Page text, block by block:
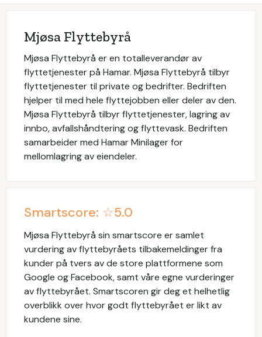
Mjøsa Flyttebyrå
Mjøsa Flyttebyrå er en totalleverandør av
flyttetjenester på Hamar. Mjøsa Flyttebyrå tilbyr
flyttetjenester til private og bedrifter. Bedriften
hjelper til med hele flyttejobben eller deler av den.
Mjøsa Flyttebyrå tilbyr flyttetjenester, lagring av
innbo, avfallshåndtering og flyttevask. Bedriften
samarbeider med Hamar Minilager for
mellomlagring av eiendeler.
Smartscore: ☆5.0
Mjøsa Flyttebyrå sin smartscore er samlet
vurdering av flyttebyråets tilbakemeldinger fra
kunder på tvers av de store plattformene som
Google og Facebook, samt våre egne vurderinger
av flyttebyrået. Smartscoren gir deg et helhetlig
overblikk over hvor godt flyttebyrået er likt av
kundene sine.